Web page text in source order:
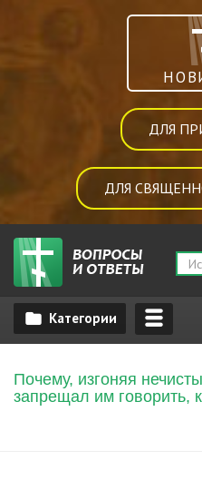
ДЛЯ
ДЛЯ
Почему, изгоняя
запрещал им говорить,